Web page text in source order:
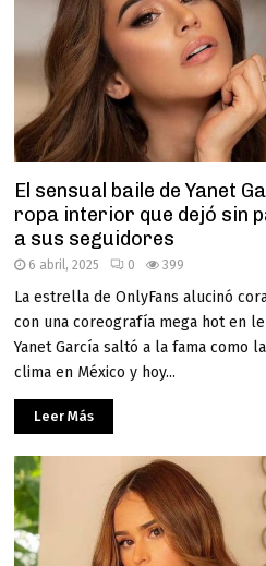
El sensual baile de Yanet
ropa interior que dejó sin
a sus seguidores
6 abril, 2025 0 399
La estrella de OnlyFans alucinó
con una coreografía mega hot en
Yanet García saltó a la fama como
clima en México y hoy...
Leer Más